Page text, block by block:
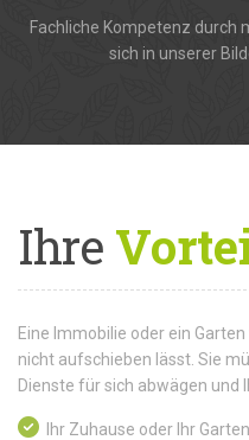
Fachliche Kompetenz
sich in unserer
Ihre
Eine Immobilie oder ein
nicht aufschieben lässt. Sie
Dienste für sich abwägen und
Ihr Zuhause oder Ihr